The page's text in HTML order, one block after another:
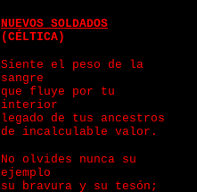
NUEVOS SOLDADOS
(CÉLTICA)
Siente el peso de la
sangre
que fluye por tu
interior
legado de tus ancestros
de incalculable valor.
No olvides nunca su
ejemplo
su bravura y su tesón;